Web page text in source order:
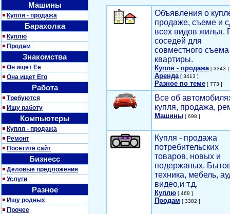
Машины
Купля - продажа
Барахолка
Куплю
Продам
Знакомства
Он ищет Ее
Она ищет Его
Работа
Требуются
Ищу работу
Компьютеры
Купля - продажа
Ремонт
Посетите сайт
Бизнесс
Деловые предложения
Услуги
Разное
Ищу родных
Прочее
Объявления о
продаже, съеме и
всех видов жилья.
соседей для
совместного съема
квартиры.
Купля - продажа[ 3343 ]
Аренда[ 3413 ]
Разное по теме[ 773 ]
Все об
купля, продажа,
Машины[ 698 ]
Купля - продажа
потребительских
товаров, новых и
подержаных.
техника, мебель,
видео,и т.д.
Куплю[ 468 ]
Продам [ 3382 ]